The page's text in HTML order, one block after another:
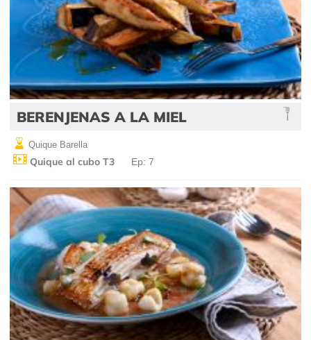
BERENJENAS A LA MIEL
Quique Barella
Quique al cubo T3 Ep: 7